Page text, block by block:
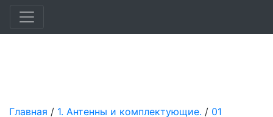
Главная / 1. Антенны и комплектующие. / 01